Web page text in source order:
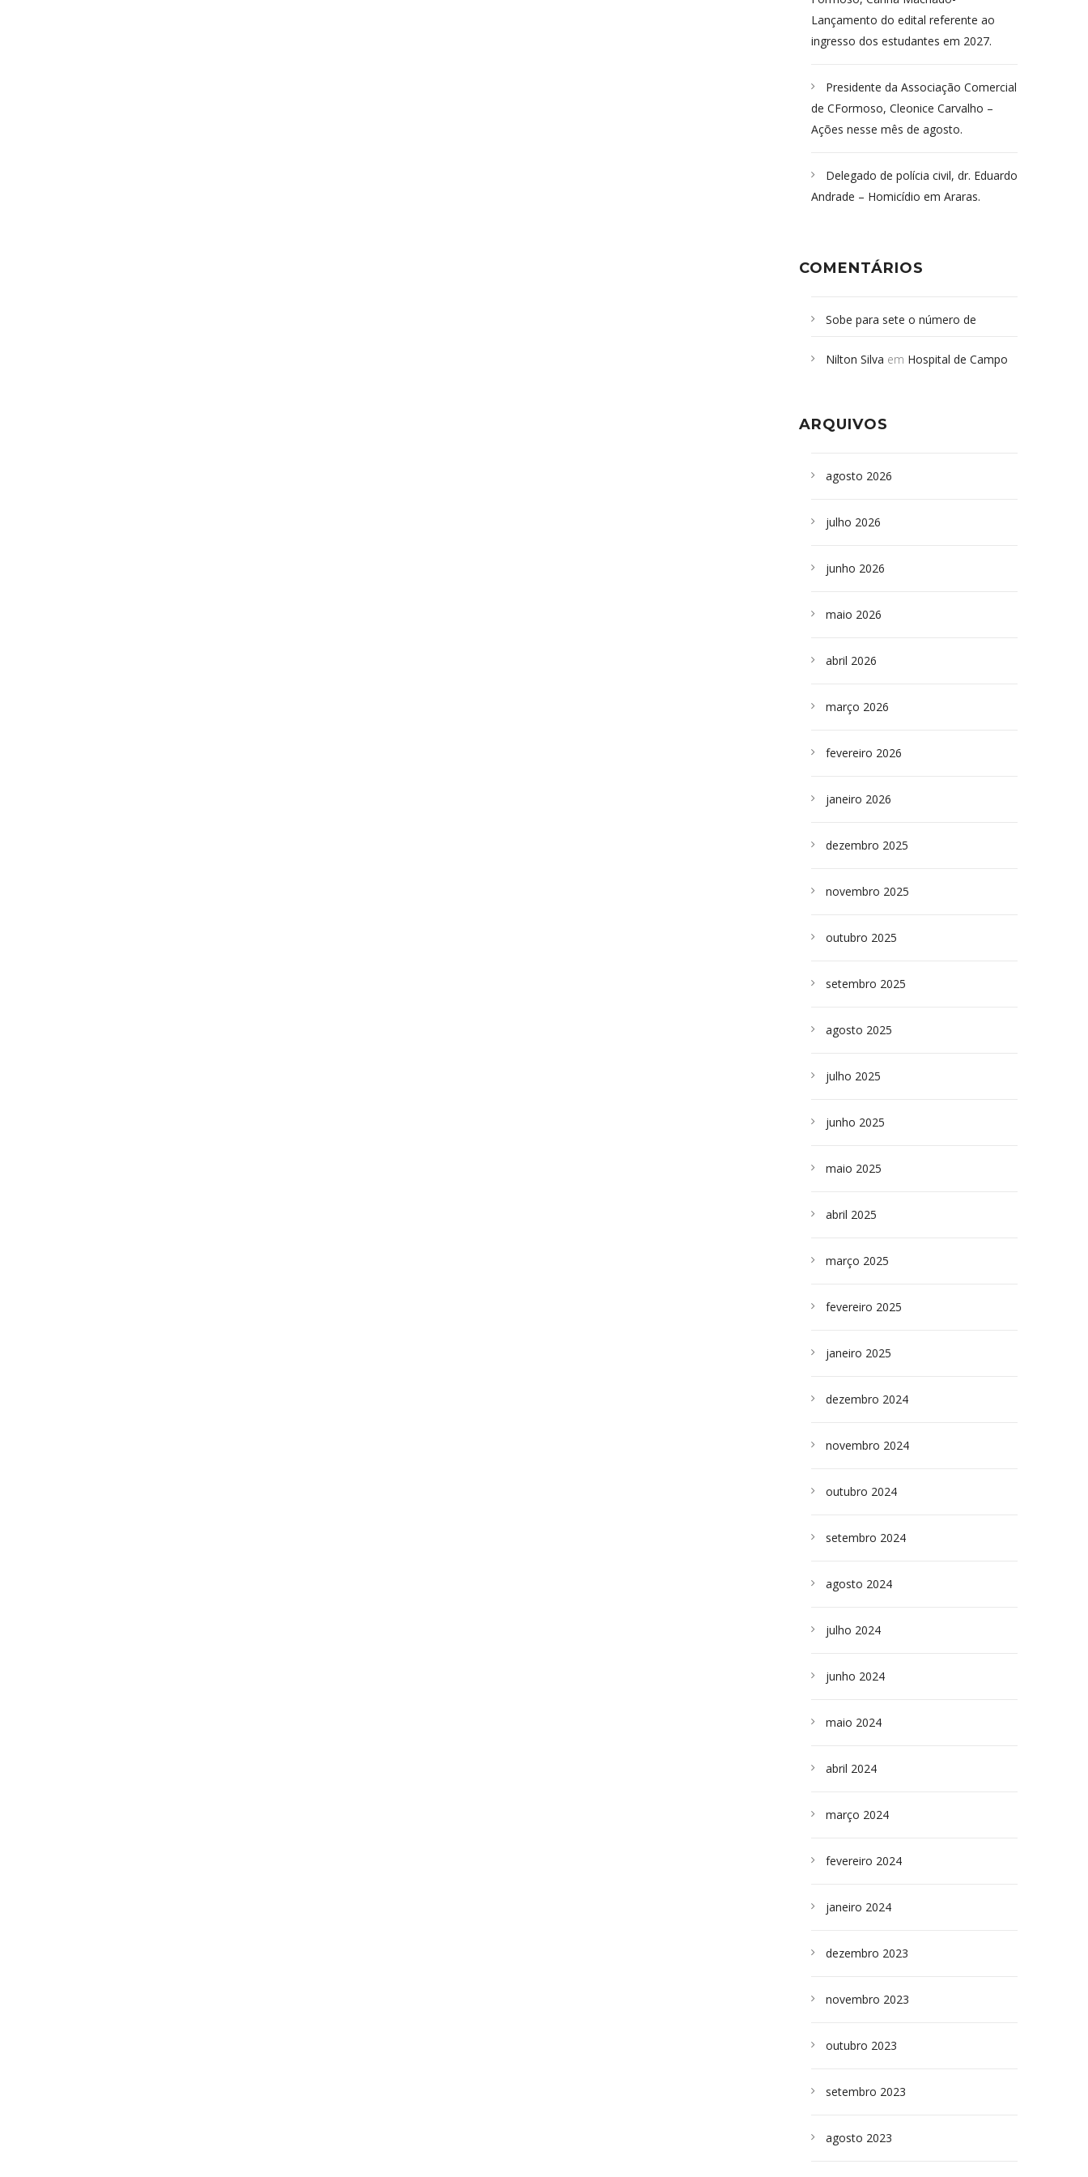
Lançamento do edital referente ao
ingresso dos estudantes em 2027.
Presidente da Associação Comercial
de CFormoso, Cleonice Carvalho –
Ações nesse mês de agosto.
Delegado de polícia civil, dr. Eduardo
Andrade – Homicídio em Araras.
COMENTÁRIOS
Sobe para sete o número de
desabamento em São Paulo - Revista
sepultados em SP
Nilton Silva em Hospital de Campo
ARQUIVOS
agosto 2026
julho 2026
junho 2026
maio 2026
abril 2026
março 2026
fevereiro 2026
janeiro 2026
dezembro 2025
novembro 2025
outubro 2025
setembro 2025
agosto 2025
julho 2025
junho 2025
maio 2025
abril 2025
março 2025
fevereiro 2025
janeiro 2025
dezembro 2024
novembro 2024
outubro 2024
setembro 2024
agosto 2024
julho 2024
junho 2024
maio 2024
abril 2024
março 2024
fevereiro 2024
janeiro 2024
dezembro 2023
novembro 2023
outubro 2023
setembro 2023
agosto 2023